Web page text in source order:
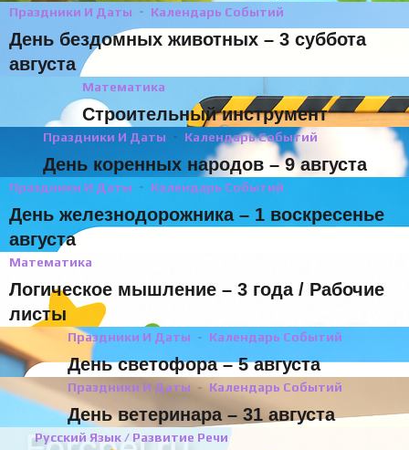
Праздники И Даты Календарь Событий
День бездомных животных – 3 суббота
августа
Математика
Строительный инструмент
Праздники И Даты Календарь Событий
День коренных народов – 9 августа
Праздники И Даты Календарь Событий
День железнодорожника – 1 воскресенье
августа
Математика
Логическое мышление – 3 года / Рабочие
листы
Праздники И Даты Календарь Событий
День светофора – 5 августа
Праздники И Даты Календарь Событий
День ветеринара – 31 августа
Русский Язык / Развитие Речи